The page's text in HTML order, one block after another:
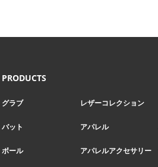
PRODUCTS
グラブ
バット
ボール
レザーコレクション
アパレル
アパレルアクセサリー